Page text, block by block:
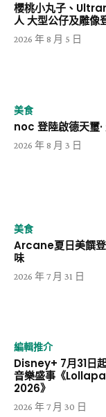
櫻桃小丸子、
人 大型公仔及雕像
2026 年 8 月 5 日
美食
noc 登陸啟德天璽
2026 年 8 月 3 日
美食
Arcane夏日美饌
味
2026 年 7 月 31 日
編輯推介
Disney+ 7月31日
音樂盛事《
2026》
2026 年 7 月 30 日